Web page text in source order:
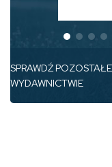
SPRAWDŹ POZOSTAŁE
WYDAWNICTWIE